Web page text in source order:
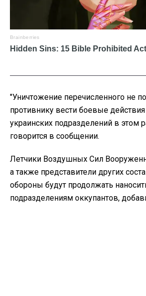
"Уничтожение перечисленного не
противнику вести боевые
украинских подразделений в этом
говорится в сообщении.
Летчики Воздушных Сил
а также представители других
обороны будут продолжать
подразделениям оккупантов,